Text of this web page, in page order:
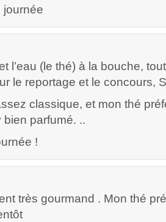
journée
l’eau (le thé) à la bouche,
le reportage et le concours,
classique, et mon thé
bien parfumé. ..
!
très gourmand . Mon thé